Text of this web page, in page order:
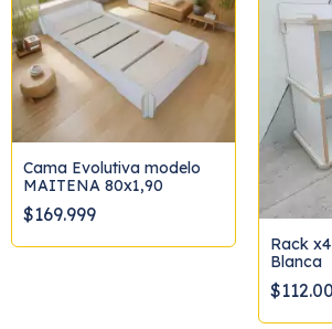
Cama Evolutiva modelo
MAITENA 80x1,90
$169.999
Rack
Blanca